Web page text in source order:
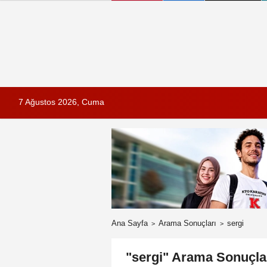
7 Ağustos 2026, Cuma
Ana Sayfa Arama Sonuçları sergi
"sergi" Arama